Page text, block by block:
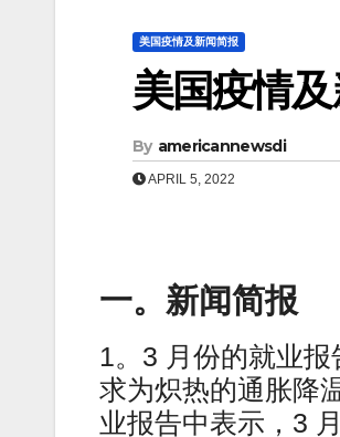
美国疫情及新闻简报
美国疫情
By americannewsdi
APRIL 5, 2022
一。新闻简报
1。3 月份的就业
求为炽热的通胀降
业报告中表示，3